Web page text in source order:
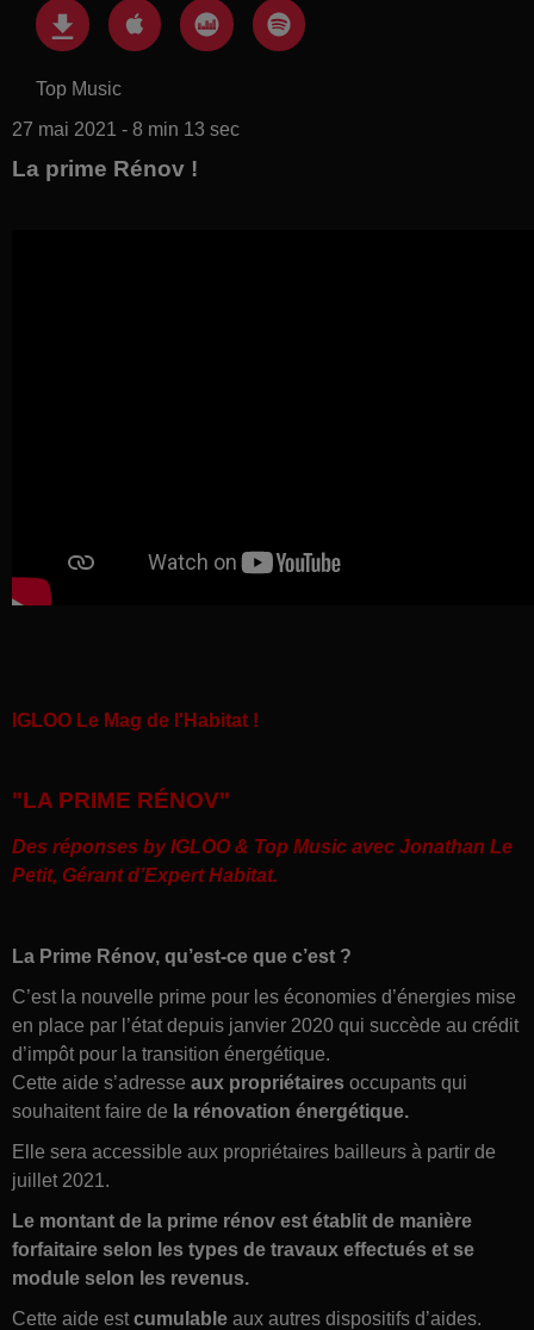
Top Music
27 mai 2021 - 8 min 13 sec
La prime Rénov !
IGLOO Le Mag de l'Habitat !
"LA PRIME RÉNOV"
Des réponses by IGLOO & Top Music avec Jonathan Le
Petit, Gérant d’Expert Habitat.
La Prime Rénov, qu’est-ce que c’est ?
C’est la nouvelle prime pour les économies d’énergies mise
en place par l’état depuis janvier 2020 qui succède au crédit
d’impôt pour la transition énergétique.
Cette aide s’adresse aux propriétaires occupants qui
souhaitent faire de la rénovation énergétique.
Elle sera accessible aux propriétaires bailleurs à partir de
juillet 2021.
Le montant de la prime rénov est établit de manière
forfaitaire selon les types de travaux effectués et se
module selon les revenus.
Cette aide est cumulable aux autres dispositifs d’aides.